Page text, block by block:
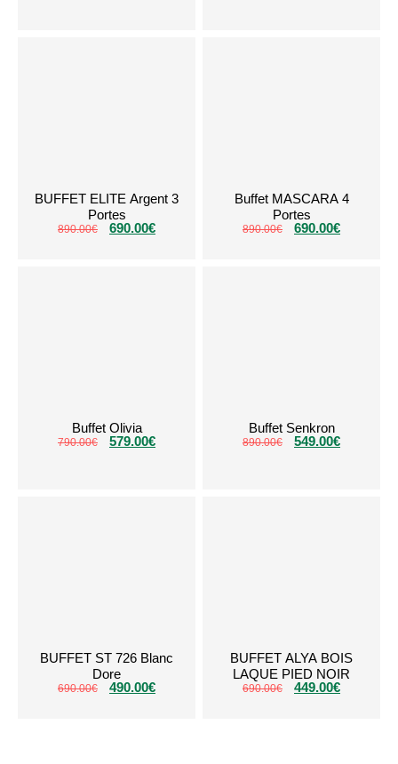
BUFFET ELITE Argent 3
Portes
890.00€ 690.00€
Buffet MASCARA 4
Portes
890.00€ 690.00€
Buffet Olivia
790.00€ 579.00€
Buffet Senkron
890.00€ 549.00€
BUFFET ST 726 Blanc
Dore
690.00€ 490.00€
BUFFET ALYA BOIS
LAQUE PIED NOIR
690.00€ 449.00€